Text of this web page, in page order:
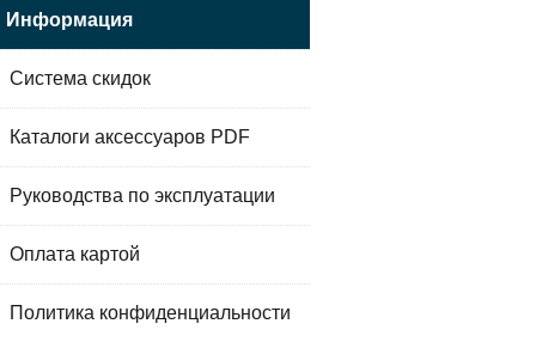
Информация
Система скидок
Каталоги аксессуаров PDF
Руководства по эксплуатации
Оплата картой
Политика конфиденциальности